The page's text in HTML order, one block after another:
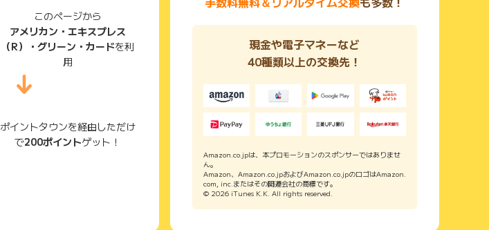
このページから
アメリカン・エキスプレス
（R）・グリーン・カードを利
用
ポイントタウンを経由しただけ
で200ポイントゲット！
現金や電子マネーなど
40種類以上の交換先！
Amazon.co.jpは、本プロモーションのスポンサーではありませ
ん。
Amazon、Amazon.co.jpおよびAmazon.co.jpのロゴはAmazon.
com, inc.またはその関連会社の商標です。
© 2026 iTunes K.K. All rights reserved.